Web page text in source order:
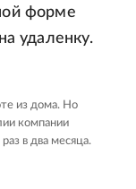
форме
удаленку.
из дома. Но
компании
в два месяца.